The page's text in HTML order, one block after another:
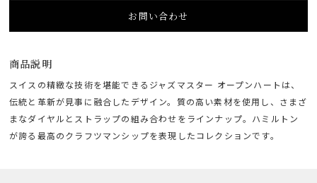
お問い合わせ
商品説明
スイスの精緻な技術を堪能できるジャズマスター オープンハートは、
伝統と革新が見事に融合したデザイン。質の高い素材を使用し、さまざ
まなダイヤルとストラップの組み合わせをラインナップ。ハミルトン
が誇る最高のクラフツマンシップを表現したコレクションです。